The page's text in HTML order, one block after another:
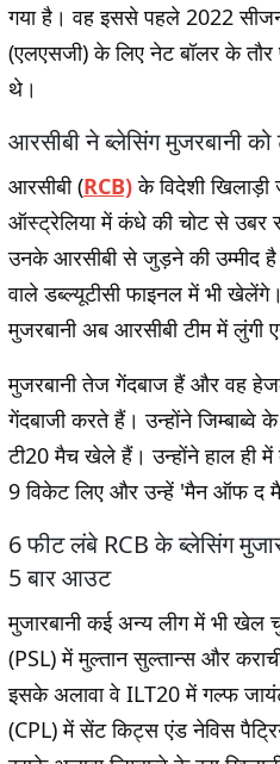
गया है। वह इससे पहले 2022
(एलएसजी) के लिए नेट बॉलर के
थे।
आरसीबी ने ब्लेसिंग मुजरबानी को
आरसीबी (RCB)के विदेशी
ऑस्ट्रेलिया में कंधे की चोट से
उनके आरसीबी से जुड़ने की
वाले डब्ल्यूटीसी फाइनल में भी
मुजरबानी अब आरसीबी टीम में लुंगी
मुजरबानी तेज गेंदबाज हैं और वह
गेंदबाजी करते हैं। उन्होंने
टी20 मैच खेले हैं। उन्होंने हाल ही
9 विकेट लिए और उन्हें 'मैन ऑफ द
6 फीट लंबे RCB के ब्लेसिंग
5 बार आउट
मुजारबानी कई अन्य लीग में भी खेल
(PSL) में मुल्तान सुल्तान्स और
इसके अलावा वे ILT20 में गल्फ
(CPL) में सेंट किट्स एंड नेविस